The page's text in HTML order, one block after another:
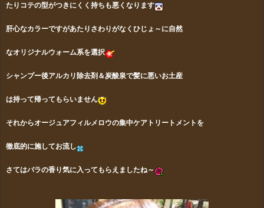
たりコテの型がつきにくく持ちも悪くなります
肝心なカラーですがあたりさわりがなくひじょ～に自然
なオリジナルウォーム系を選択
シャンプー後アルカリ除去剤＆炭酸泉で髪に悪いお土産
は持って帰ってもらいません
それからオージュアフィルメロウの集中ケアトリートメントを
徹底的に施してお流し
さてはバラの香り気に入ってもらえましたね～